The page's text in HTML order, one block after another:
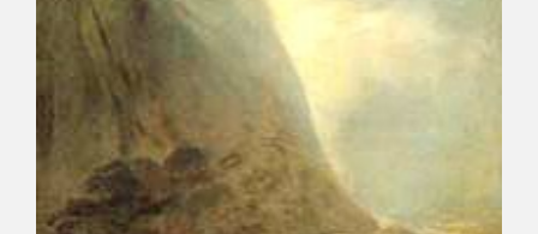
EXPOSICIONES